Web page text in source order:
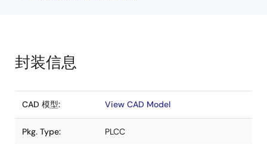
封装信息
CAD 模型: View CAD Model
Pkg. Type: PLCC